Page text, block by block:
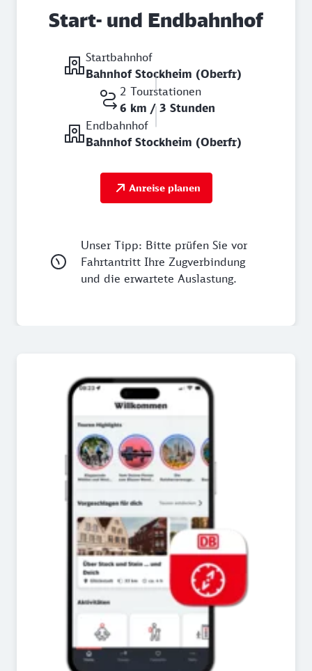
Start- und Endbahnhof
Startbahnhof
Bahnhof Stockheim (Oberfr)
2 Tourstationen
6 km / 3 Stunden
Endbahnhof
Bahnhof Stockheim (Oberfr)
Anreise planen
Unser Tipp: Bitte prüfen Sie vor
Fahrtantritt Ihre Zugverbindung
und die erwartete Auslastung.